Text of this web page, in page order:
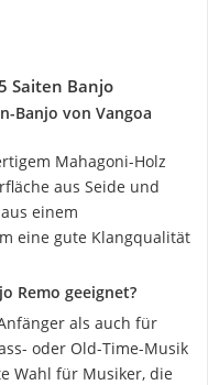
Saiten Banjo
Banjo von Vangoa
Mahagoni-Holz
aus Seide und
einem
eine gute Klangqualität
Remo geeignet?
als auch für
oder Old-Time-Musik
Wahl für Musiker, die